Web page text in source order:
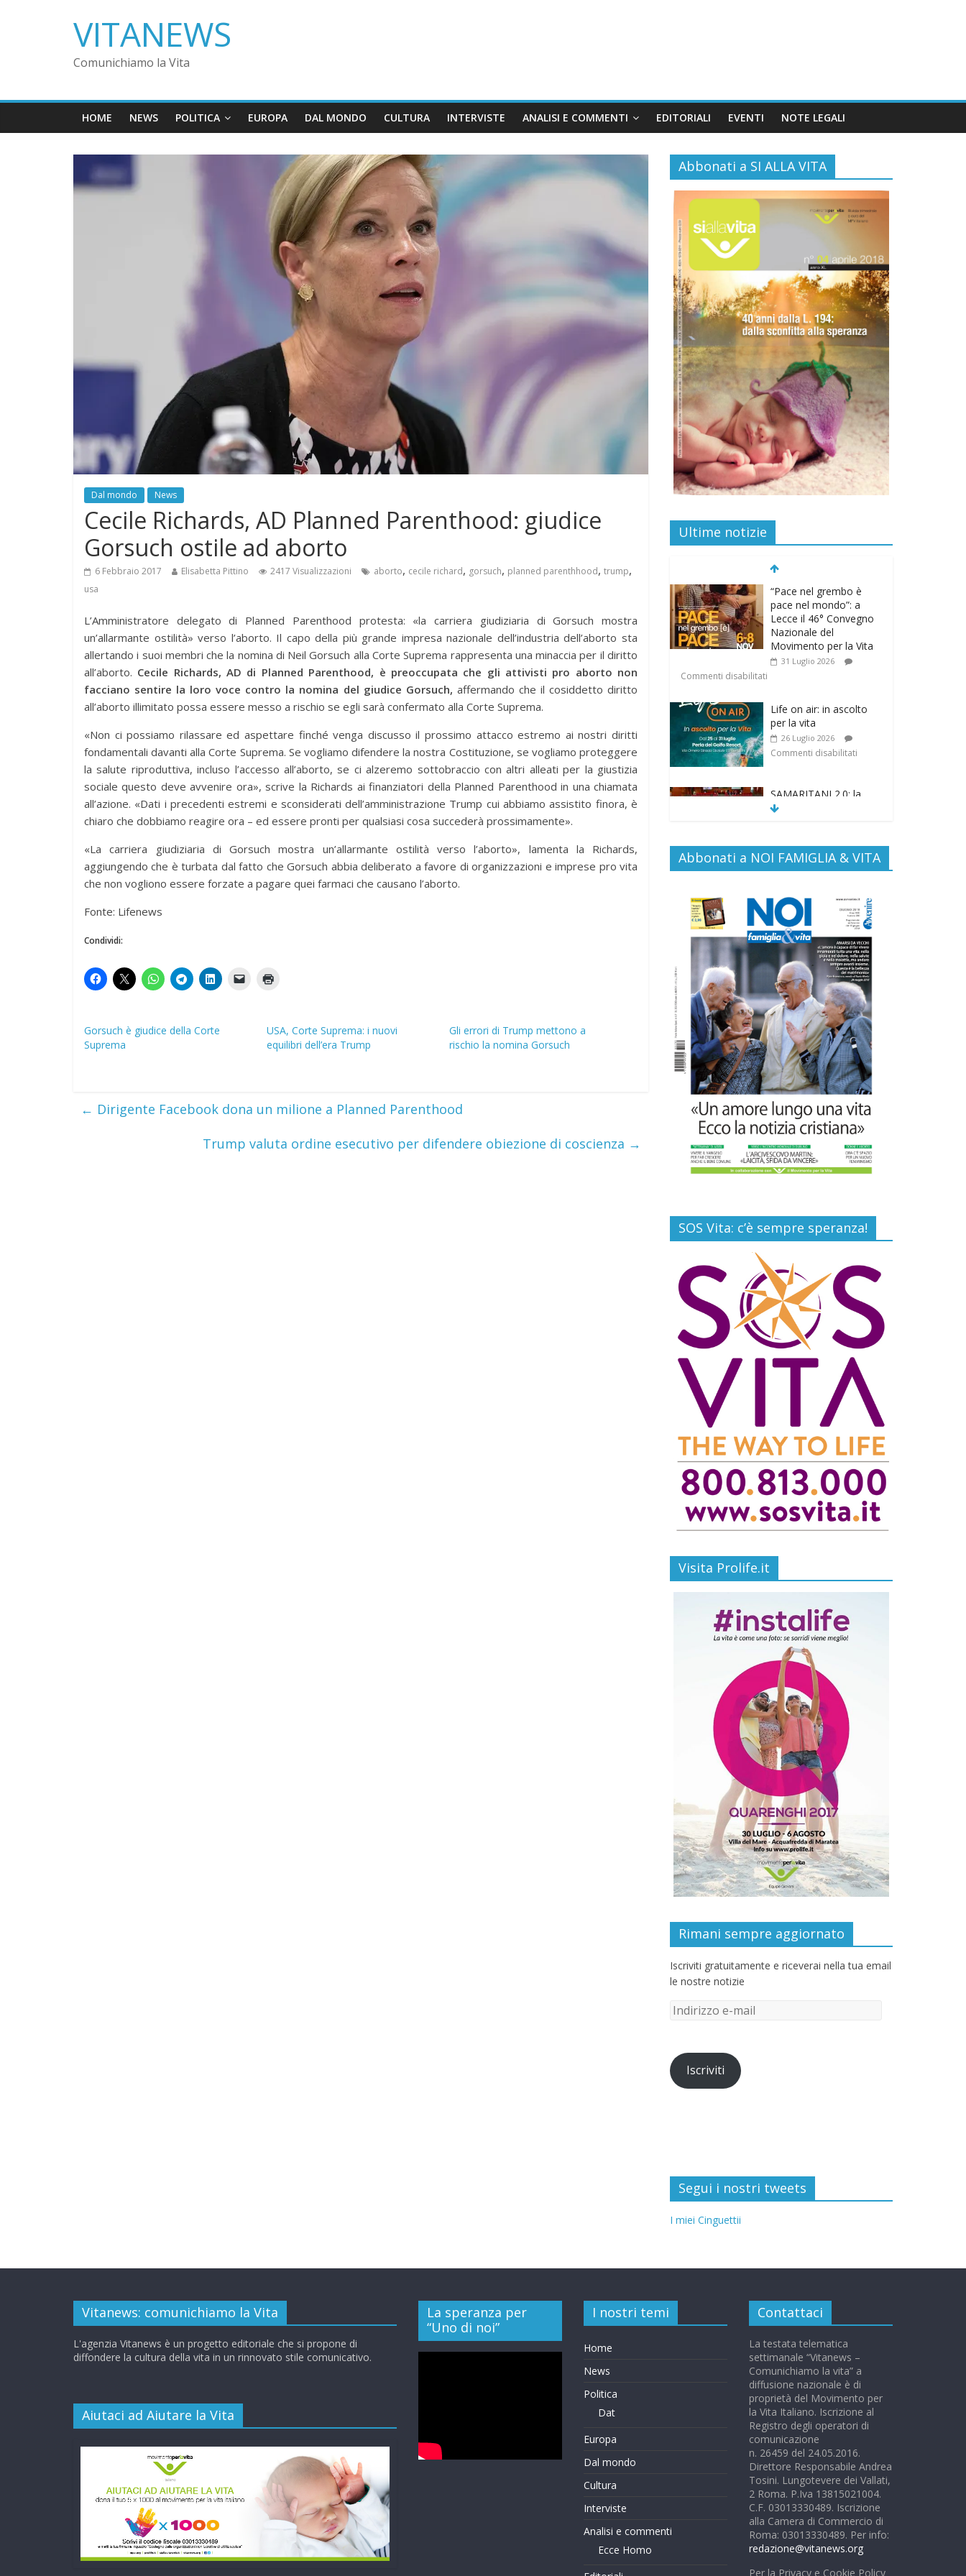
VITANEWS
Comunichiamo la Vita
HOME NEWS POLITICA EUROPA DAL MONDO CULTURA INTERVISTE ANALISI E COMMENTI EDITORIALI EVENTI NOTE LEGALI
Dal mondo News
Cecile Richards, AD Planned Parenthood: giudice
Gorsuch ostile ad aborto
6 Febbraio 2017 Elisabetta Pittino 2417 Visualizzazioni aborto, cecile richard, gorsuch, planned parenthhood, trump,
usa
L’Amministratore delegato di Planned Parenthood protesta: «la carriera giudiziaria di Gorsuch mostra
un’allarmante ostilità» verso l’aborto. Il capo della più grande impresa nazionale dell’industria dell’aborto sta
allertando i suoi membri che la nomina di Neil Gorsuch alla Corte Suprema rappresenta una minaccia per il diritto
all’aborto. Cecile Richards, AD di Planned Parenthood, è preoccupata che gli attivisti pro aborto non
facciano sentire la loro voce contro la nomina del giudice Gorsuch, affermando che il cosiddetto diritto
all’aborto illimitato possa essere messo a rischio se egli sarà confermato alla Corte Suprema.
«Non ci possiamo rilassare ed aspettare finché venga discusso il prossimo attacco estremo ai nostri diritti
fondamentali davanti alla Corte Suprema. Se vogliamo difendere la nostra Costituzione, se vogliamo proteggere
la salute riproduttiva, incluso l’accesso all’aborto, se ci alzeremo sottobraccio con altri alleati per la giustizia
sociale questo deve avvenire ora», scrive la Richards ai finanziatori della Planned Parenthood in una chiamata
all’azione. «Dati i precedenti estremi e sconsiderati dell’amministrazione Trump cui abbiamo assistito finora, è
chiaro che dobbiamo reagire ora – ed essere pronti per qualsiasi cosa succederà prossimamente».
«La carriera giudiziaria di Gorsuch mostra un’allarmante ostilità verso l’aborto», lamenta la Richards,
aggiungendo che è turbata dal fatto che Gorsuch abbia deliberato a favore di organizzazioni e imprese pro vita
che non vogliono essere forzate a pagare quei farmaci che causano l’aborto.
Fonte: Lifenews
Condividi:
Gorsuch è giudice della Corte
Suprema
USA, Corte Suprema: i nuovi
equilibri dell’era Trump
Gli errori di Trump mettono a
rischio la nomina Gorsuch
← Dirigente Facebook dona un milione a Planned Parenthood
Trump valuta ordine esecutivo per difendere obiezione di coscienza →
Abbonati a SI ALLA VITA
Ultime notizie
“Pace nel grembo è
pace nel mondo”: a
Lecce il 46° Convegno
Nazionale del
Movimento per la Vita
31 Luglio 2026
Commenti disabilitati
Life on air: in ascolto
per la vita
26 Luglio 2026
Commenti disabilitati
SAMARITANI 2.0: la
risposta di Federvita
legge
25 Luglio 2026
Gino Soldera nominato
Membro della “Hall of
Honor Prenatal
Sciences 2026”
16 Luglio 2026
Commenti disabilitati
EDITORIA: “LETTERE
AL POPOLO DELLA
VITA”
13 Luglio 2026
Commenti disabilitati
Paolo VI, un santo che
canta la bellezza della
vita
6 Agosto 2026
Commenti disabilitati
Abbonati a NOI FAMIGLIA & VITA
SOS Vita: c’è sempre speranza!
Visita Prolife.it
Rimani sempre aggiornato
Iscriviti gratuitamente e riceverai nella tua email
le nostre notizie
Iscriviti
Segui i nostri tweets
I miei Cinguettii
Vitanews: comunichiamo la Vita
L'agenzia Vitanews è un progetto editoriale che si propone di
diffondere la cultura della vita in un rinnovato stile comunicativo.
Aiutaci ad Aiutare la Vita
La speranza per
“Uno di noi”
I nostri temi
Home
News
Politica
Dat
Europa
Dal mondo
Cultura
Interviste
Analisi e commenti
Ecce Homo
Contattaci
La testata telematica
settimanale “Vitanews –
Comunichiamo la vita” a
diffusione nazionale è di
proprietà del Movimento per
la Vita Italiano. Iscrizione al
Registro degli operatori di
comunicazione
n. 26459 del 24.05.2016.
Direttore Responsabile Andrea
Tosini. Lungotevere dei Vallati,
2 Roma. P.Iva 13815021004.
C.F. 03013330489. Iscrizione
alla Camera di Commercio di
Roma: 03013330489. Per info:
redazione@vitanews.org
Per la Privacy e Cookie Policy